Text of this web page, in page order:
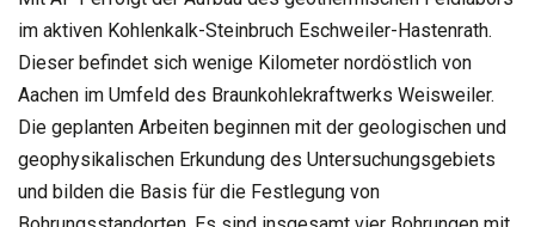
im aktiven Kohlenkalk-Steinbruch Eschweiler-Hastenrath.
Dieser befindet sich wenige Kilometer nordöstlich von
Aachen im Umfeld des Braunkohlekraftwerks Weisweiler.
Die geplanten Arbeiten beginnen mit der geologischen und
geophysikalischen Erkundung des Untersuchungsgebiets
und bilden die Basis für die Festlegung von